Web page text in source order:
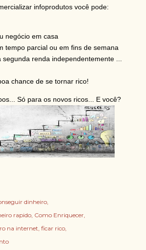
infoprodutos você pode:
negócio em casa
tempo parcial ou em fins de semana
renda independentemente ...
chance de se tornar rico!
Só para os novos ricos... E você?
dinheiro
rapido Como Enriquecer
na internet ficar rico